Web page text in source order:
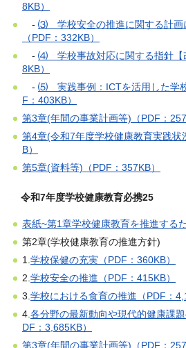
8KB）
- ⑶ 学校安全の推進に関する計画
（PDF：332KB）
- ⑷ 学校事故対応に関する指針【
8KB）
- ⑸ 実践事例：ICTを活用した学
F：403KB）
第3章(年間の事業計画等)（PDF：
第4章(令和7年度学校健康教育実践
B）
第5章(資料等)（PDF：357KB）
令和7年度学校健康教育必携25
表紙~第1章学校健康教育を推進する
第2章(学校健康教育の推進方針)
1. 学校保健の充実（PDF：360KB）
2. 学校安全の推進（PDF：415KB）
3. 学校における食育の推進（PDF：
4. 各分野の最新動向や現代的健康課
DF：3,685KB）
第3章(年間の事業計画等)（PDF：